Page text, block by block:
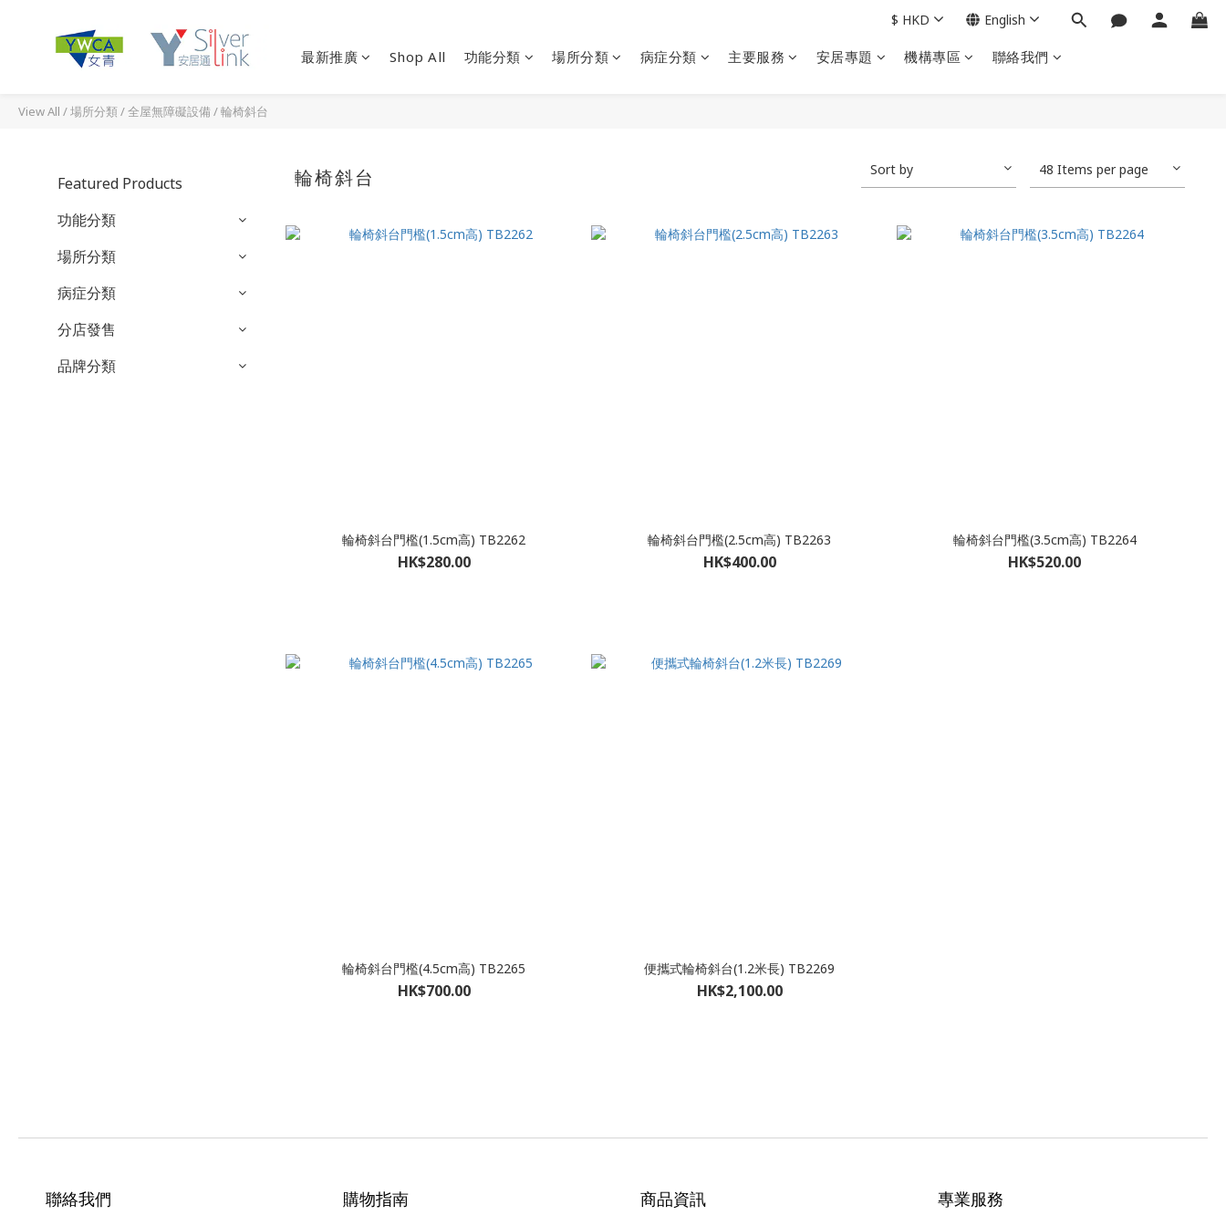
最新推廣 Shop All 功能分類 場所分類 病症分類 主要服務 安居專題 機構專區 聯絡我們
$ HKD English
View All /場所分類/全屋無障礙設備/輪椅斜台
Featured Products
功能分類
場所分類
病症分類
分店發售
品牌分類
輪椅斜台 Sort by 48 Items per page
輪椅斜台門檻(1.5cm高) TB2262
HK$280.00
輪椅斜台門檻(2.5cm高) TB2263
HK$400.00
輪椅斜台門檻(3.5cm高) TB2264
HK$520.00
輪椅斜台門檻(4.5cm高) TB2265
HK$700.00
便攜式輪椅斜台(1.2米長) TB2269
HK$2,100.00
聯絡我們 購物指南 商品資訊 專業服務